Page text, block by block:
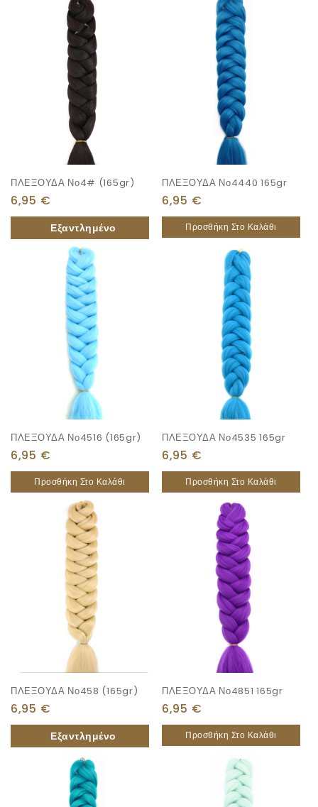
ΠΛΕΞΟΥΔΑ Νο4# (165gr)
6,95 €
ΠΛΕΞΟΥΔΑ Νο4440 165gr
6,95 €
Προσθήκη Στο Καλάθι
ΠΛΕΞΟΥΔΑ Νο4516 (165gr)
6,95 €
Προσθήκη Στο Καλάθι
ΠΛΕΞΟΥΔΑ Νο4535 165gr
6,95 €
Προσθήκη Στο Καλάθι
ΠΛΕΞΟΥΔΑ Νο458 (165gr)
6,95 €
ΠΛΕΞΟΥΔΑ Νο4851 165gr
6,95 €
Προσθήκη Στο Καλάθι